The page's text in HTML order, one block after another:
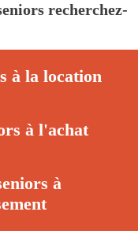
recherchez-
à la location
à l'achat
à